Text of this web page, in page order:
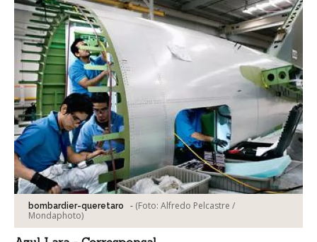
bombardier-queretaro - (Foto: Alfredo Pelcastre /
Mondaphoto)